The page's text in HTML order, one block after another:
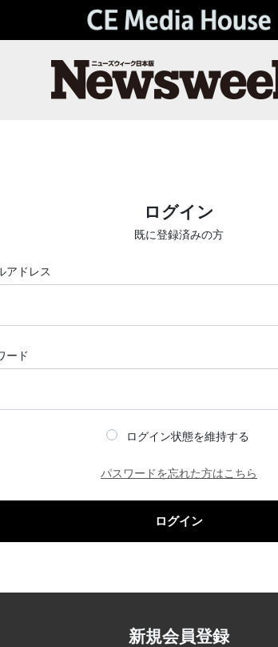
ログイン
既に登録済みの方
アドレス
ード
ログイン状態を維持する
パスワードを忘れた方はこちら
ログイン
新規会員登録